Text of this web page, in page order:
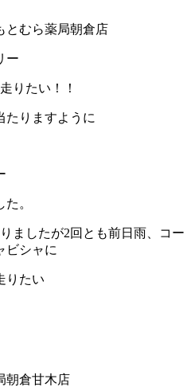
とむら薬局朝倉店
ー
りたい！！
たりますように
。
ましたが2回とも前日雨、コー
ビシャに
りたい
朝倉甘木店